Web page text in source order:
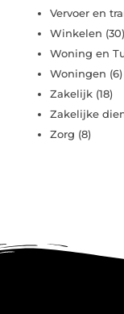
Vervoer en
Winkelen (30)
Woning en
Woningen (6)
Zakelijk (18)
Zakelijke
Zorg (8)